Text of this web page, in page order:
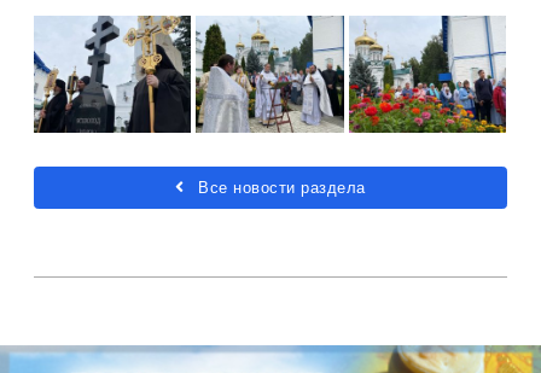
Все новости раздела